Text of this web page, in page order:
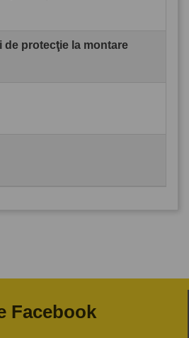
de protecţie la montare
Facebook